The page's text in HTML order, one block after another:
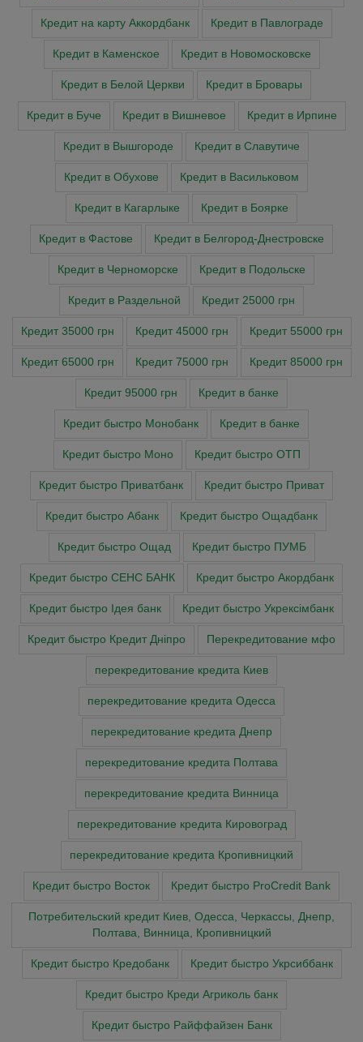
Кредит на карту Аккордбанк Кредит в Павлограде
Кредит в Каменское Кредит в Новомосковске
Кредит в Белой Церкви Кредит в Бровары
Кредит в Буче Кредит в Вишневое Кредит в Ирпине
Кредит в Вышгороде Кредит в Славутиче
Кредит в Обухове Кредит в Васильковом
Кредит в Кагарлыке Кредит в Боярке
Кредит в Фастове Кредит в Белгород-Днестровске
Кредит в Черноморске Кредит в Подольске
Кредит в Раздельной Кредит 25000 грн
Кредит 35000 грн Кредит 45000 грн Кредит 55000 грн
Кредит 65000 грн Кредит 75000 грн Кредит 85000 грн
Кредит 95000 грн Кредит в банке
Кредит быстро Монобанк Кредит в банке
Кредит быстро Моно Кредит быстро ОТП
Кредит быстро Приватбанк Кредит быстро Приват
Кредит быстро Абанк Кредит быстро Ощадбанк
Кредит быстро Ощад Кредит быстро ПУМБ
Кредит быстро СЕНС БАНК Кредит быстро Акордбанк
Кредит быстро Ідея банк Кредит быстро Укрексімбанк
Кредит быстро Кредит Дніпро Перекредитование мфо
перекредитование кредита Киев
перекредитование кредита Одесса
перекредитование кредита Днепр
перекредитование кредита Полтава
перекредитование кредита Винница
перекредитование кредита Кировоград
перекредитование кредита Кропивницкий
Кредит быстро Восток Кредит быстро ProCredit Bank
Потребительский кредит Киев, Одесса, Черкассы, Днепр,
Полтава, Винница, Кропивницкий
Кредит быстро Кредобанк Кредит быстро Укрсиббанк
Кредит быстро Креди Агриколь банк
Кредит быстро Райффайзен Банк